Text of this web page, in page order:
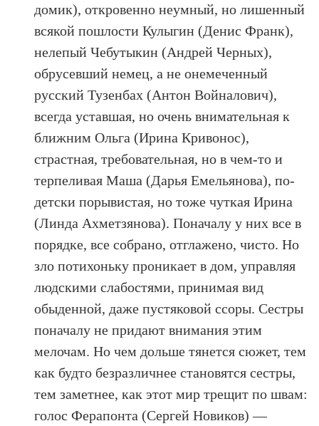
домик), откровенно неумный, но лишенный
всякой пошлости Кулыгин (Денис Франк),
нелепый Чебутыкин (Андрей Черных),
обрусевший немец, а не онемеченный
русский Тузенбах (Антон Войналович),
всегда уставшая, но очень внимательная к
ближним Ольга (Ирина Кривонос),
страстная, требовательная, но в чем-то и
терпеливая Маша (Дарья Емельянова), по-
детски порывистая, но тоже чуткая Ирина
(Линда Ахметзянова). Поначалу у них все в
порядке, все собрано, отглажено, чисто. Но
зло потихоньку проникает в дом, управляя
людскими слабостями, принимая вид
обыденной, даже пустяковой ссоры. Сестры
поначалу не придают внимания этим
мелочам. Но чем дольше тянется сюжет, тем
как будто безразличнее становятся сестры,
тем заметнее, как этот мир трещит по швам:
голос Ферапонта (Сергей Новиков) —